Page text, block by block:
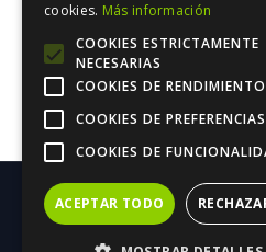
Navegación
de
entradas
Cómo Alcanzar
Titular Con
Copyright ©| Todos los
pertenecen a Trebolarium.
cookies. Más información
COOKIES ESTRICTAMENTE
NECESARIAS
COOKIES DE RENDIMIENTO
COOKIES DE PREFERENCIAS
COOKIES DE
ACEPTAR TODO